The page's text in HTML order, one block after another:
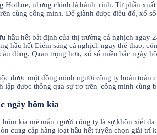
nhưng chính là hành trình. Từ phần
cùng công minh. Để giành được điều đó, xổ
hầu hết bất định của thị trường cá nghịch
hầu hết Điểm sáng cá nghịch ngay thể thao,
dùng. Quan trọng hơn, xổ số miền bắc ngày
được một đồng minh người công ty hoàn
lập được thông qua sự trơ trẽn, công minh cùng
ngày hôm kia
kia mê mẩn người công ty là sự khôn xiết
cung cấp hàng loạt hầu hết tuyển chọn giải trí